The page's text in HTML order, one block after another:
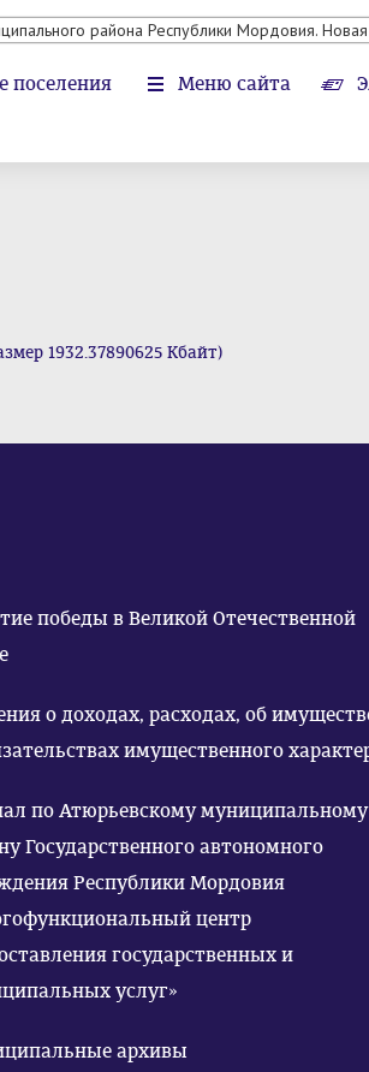
района Республики Мордовия.
поселения Меню сайта
1932.37890625 Кбайт)
победы в Великой Отечественной
о доходах, расходах, об
имущественного
по Атюрьевскому муниципальному
Государственного автономного
Республики Мордовия
центр
государственных и
услуг»
архивы